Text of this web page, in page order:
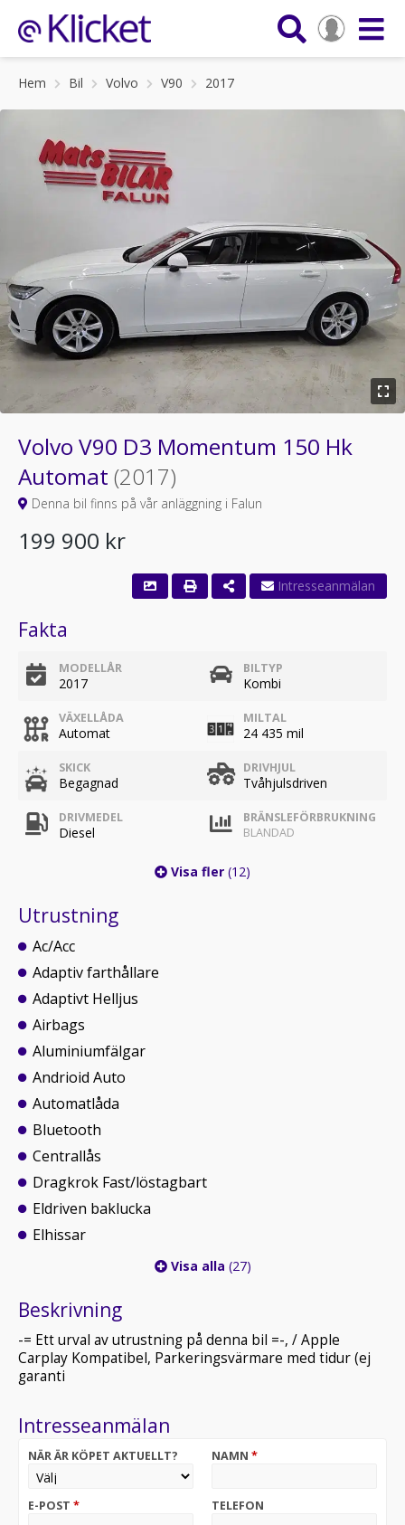
Hem Bil Volvo V90 2017
Volvo V90 D3 Momentum 150 Hk
Automat (2017)
Denna bil finns på vår anläggning i Falun
199 900 kr
Fakta
MODELLÅR
2017
BILTYP
Kombi
VÄXELLÅDA
Automat
MILTAL
24 435 mil
SKICK
Begagnad
DRIVHJUL
Tvåhjulsdriven
DRIVMEDEL
Diesel
BRÄNSLEFÖRBRUKNING
BLANDAD
Visa fler (12)
Utrustning
Ac/Acc
Adaptiv farthållare
Adaptivt Helljus
Airbags
Aluminiumfälgar
Andrioid Auto
Automatlåda
Bluetooth
Centrallås
Dragkrok Fast/löstagbart
Eldriven baklucka
Elhissar
Visa alla (27)
Beskrivning
-= Ett urval av utrustning på denna bil =-, / Apple
Carplay Kompatibel, Parkeringsvärmare med tidur (ej
garanti
Intresseanmälan
NÄR ÄR KÖPET AKTUELLT? NAMN *
E-POST * TELEFON